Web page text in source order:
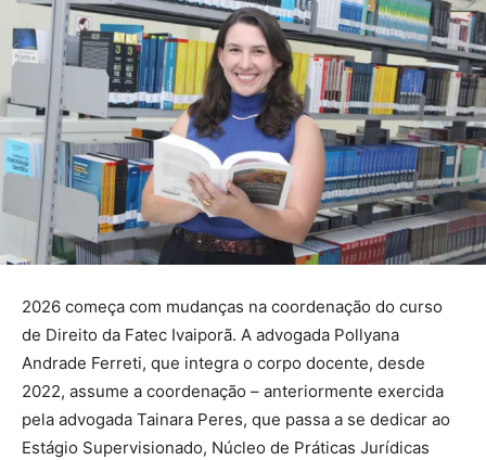
2026 começa com mudanças na coordenação do curso
de Direito da Fatec Ivaiporã. A advogada Pollyana
Andrade Ferreti, que integra o corpo docente, desde
2022, assume a coordenação – anteriormente exercida
pela advogada Tainara Peres, que passa a se dedicar ao
Estágio Supervisionado, Núcleo de Práticas Jurídicas